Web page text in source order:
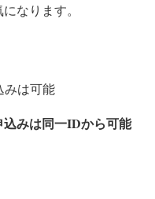
なります。
みは可能
込みは同一IDから可能